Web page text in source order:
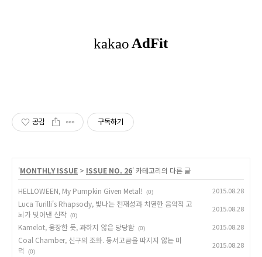
공감 구독하기
'MONTHLY ISSUE > ISSUE NO. 26' 카테고리의 다른 글
HELLOWEEN, My Pumpkin Given Metal! (0) 2015.08.28
Luca Turilli's Rhapsody, 빛나는 천재성과 치열한 음악적 고
뇌가 빚어낸 신작 (0)
2015.08.28
Kamelot, 웅장한 듯, 과하지 않은 당당함 (0) 2015.08.28
Coal Chamber, 신구의 조화. 동서고금을 따지지 않는 미
덕
(0)
2015.08.28